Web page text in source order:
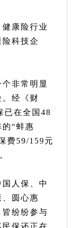
康险行业
科技企
非常明显
经《财
已在全国48
“蚌惠
费59/159元
人保、中
圆心惠
纷纷参与
保还正在